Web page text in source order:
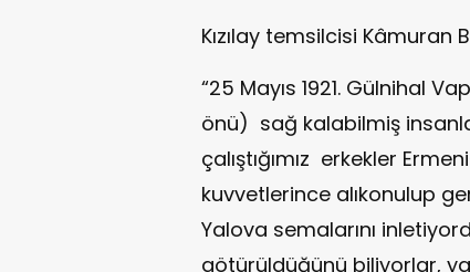
Kızılay temsilcisi
“25 Mayıs 1921. Gülnihal
önü) sağ kalabilmiş
çalıştığımız erkekler
kuvvetlerince alıkonulup
Yalova semalarını
götürüldüğünü biliyorlar,